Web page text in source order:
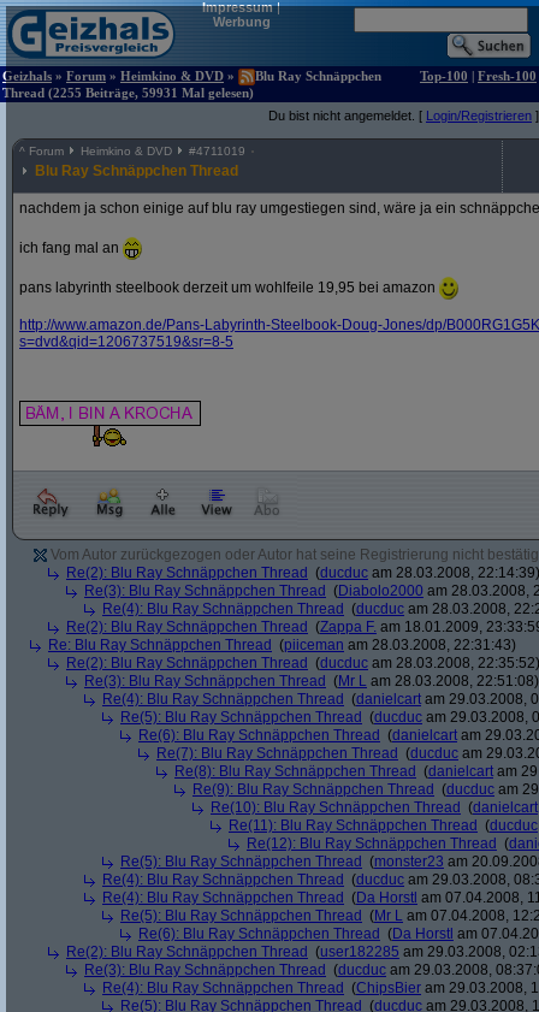
Impressum|
Werbung
Geizhals » Forum » Heimkino & DVD »
Blu Ray Schnäppchen
Thread (2255 Beiträge, 59931 Mal gelesen)
Top-100 | Fresh-100
Du bist nicht angemeldet. [ Login/Registrieren ]
^ Forum Heimkino & DVD #4711019
Blu Ray Schnäppchen Thread
nachdem ja schon einige auf blu ray umgestiegen sind, wäre ja ein
ich fang mal an
pans labyrinth steelbook derzeit um wohlfeile 19,95 bei amazon
http://www.amazon.de/Pans-Labyrinth-Steelbook-Doug-Jones/dp/
s=dvd&qid=1206737519&sr=8-5
Vom Autor zurückgezogen oder Autor hat seine Registrierung nicht
Re(2): Blu Ray Schnäppchen Thread (ducduc am 28.03.2008, 22:14:39)
Re(3): Blu Ray Schnäppchen Thread (Diabolo2000 am 28.03.2008,
Re(4): Blu Ray Schnäppchen Thread (ducduc am 28.03.2008,
Re(2): Blu Ray Schnäppchen Thread (Zappa F. am 18.01.2009,
Re: Blu Ray Schnäppchen Thread (piiceman am 28.03.2008, 22:31:43)
Re(2): Blu Ray Schnäppchen Thread (ducduc am 28.03.2008, 22:35:52)
Re(3): Blu Ray Schnäppchen Thread (Mr L am 28.03.2008, 22:51:08)
Re(4): Blu Ray Schnäppchen Thread (danielcart am 29.03.2008,
Re(5): Blu Ray Schnäppchen Thread (ducduc am 29.03.2008,
Re(6): Blu Ray Schnäppchen Thread (danielcart am
Re(7): Blu Ray Schnäppchen Thread (ducduc am
Re(8): Blu Ray Schnäppchen Thread (danielcart am
Re(9): Blu Ray Schnäppchen Thread (ducduc am
Re(10): Blu Ray Schnäppchen Thread (danielcart
Re(11): Blu Ray Schnäppchen Thread (ducduc
Re(12): Blu Ray Schnäppchen Thread (
Re(5): Blu Ray Schnäppchen Thread (monster23 am
Re(4): Blu Ray Schnäppchen Thread (ducduc am 29.03.2008,
Re(4): Blu Ray Schnäppchen Thread (Da Horstl am 07.04.2008,
Re(5): Blu Ray Schnäppchen Thread (Mr L am 07.04.2008,
Re(6): Blu Ray Schnäppchen Thread (Da Horstl am
Re(2): Blu Ray Schnäppchen Thread (user182285 am 29.03.2008,
Re(3): Blu Ray Schnäppchen Thread (ducduc am 29.03.2008,
Re(4): Blu Ray Schnäppchen Thread (ChipsBier am 29.03.2008,
Re(5): Blu Ray Schnäppchen Thread (ducduc am 29.03.2008,